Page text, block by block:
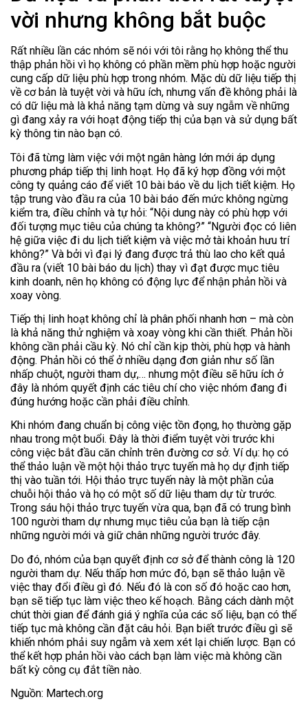
vời nhưng không bắt buộc
Rất nhiều lần các nhóm sẽ nói với tôi rằng họ không thể thu
thập phản hồi vì họ không có phần mềm phù hợp hoặc người
cung cấp dữ liệu phù hợp trong nhóm. Mặc dù dữ liệu tiếp thị
về cơ bản là tuyệt vời và hữu ích, nhưng vấn đề không phải là
có dữ liệu mà là khả năng tạm dừng và suy ngẫm về những
gì đang xảy ra với hoạt động tiếp thị của bạn và sử dụng bất
kỳ thông tin nào bạn có.
Tôi đã từng làm việc với một ngân hàng lớn mới áp dụng
phương pháp tiếp thị linh hoạt. Họ đã ký hợp đồng với một
công ty quảng cáo để viết 10 bài báo về du lịch tiết kiệm. Họ
tập trung vào đầu ra của 10 bài báo đến mức không ngừng
kiểm tra, điều chỉnh và tự hỏi: “Nội dung này có phù hợp với
đối tượng mục tiêu của chúng ta không?” “Người đọc có liên
hệ giữa việc đi du lịch tiết kiệm và việc mở tài khoản hưu trí
không?” Và bởi vì đại lý đang được trả thù lao cho kết quả
đầu ra (viết 10 bài báo du lịch) thay vì đạt được mục tiêu
kinh doanh, nên họ không có động lực để nhận phản hồi và
xoay vòng.
Tiếp thị linh hoạt không chỉ là phân phối nhanh hơn – mà còn
là khả năng thử nghiệm và xoay vòng khi cần thiết. Phản hồi
không cần phải cầu kỳ. Nó chỉ cần kịp thời, phù hợp và hành
động. Phản hồi có thể ở nhiều dạng đơn giản như số lần
nhấp chuột, người tham dự,… nhưng một điều sẽ hữu ích ở
đây là nhóm quyết định các tiêu chí cho việc nhóm đang đi
đúng hướng hoặc cần phải điều chỉnh.
Khi nhóm đang chuẩn bị công việc tồn đọng, họ thường gặp
nhau trong một buổi. Đây là thời điểm tuyệt vời trước khi
công việc bắt đầu căn chỉnh trên đường cơ sở. Ví dụ: họ có
thể thảo luận về một hội thảo trực tuyến mà họ dự định tiếp
thị vào tuần tới. Hội thảo trực tuyến này là một phần của
chuỗi hội thảo và họ có một số dữ liệu tham dự từ trước.
Trong sáu hội thảo trực tuyến vừa qua, bạn đã có trung bình
100 người tham dự nhưng mục tiêu của bạn là tiếp cận
những người mới và giữ chân những người trước đây.
Do đó, nhóm của bạn quyết định cơ sở để thành công là 120
người tham dự. Nếu thấp hơn mức đó, bạn sẽ thảo luận về
việc thay đổi điều gì đó. Nếu đó là con số đó hoặc cao hơn,
bạn sẽ tiếp tục làm việc theo kế hoạch. Bằng cách dành một
chút thời gian để đánh giá ý nghĩa của các số liệu, bạn có thể
tiếp tục mà không cần đặt câu hỏi. Bạn biết trước điều gì sẽ
khiến nhóm phải suy ngẫm và xem xét lại chiến lược. Bạn có
thể kết hợp phản hồi vào cách bạn làm việc mà không cần
bất kỳ công cụ đắt tiền nào.
Nguồn: Martech.org